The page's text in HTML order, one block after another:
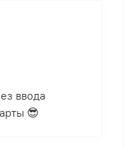
ввода
😎